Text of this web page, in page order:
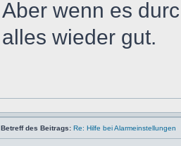
Aber wenn es
alles wieder gut.
Betreff des Beitrags: Re: Hilfe bei Alarmeinstellungen